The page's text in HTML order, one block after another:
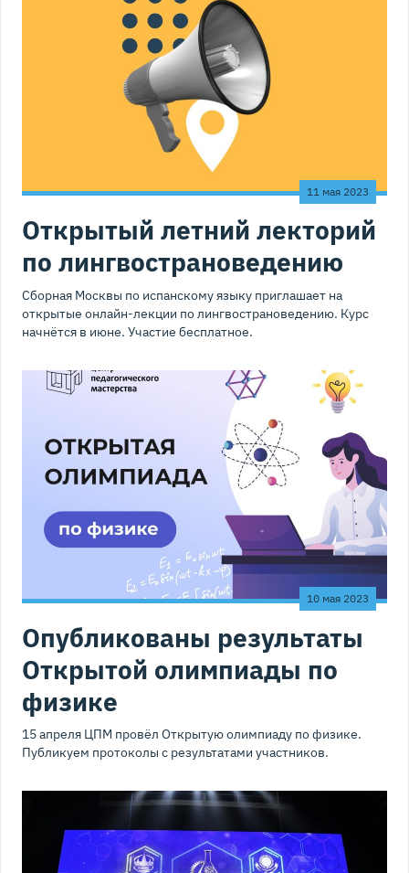
11 мая 2023
Открытый летний лекторий
по лингвострановедению
Сборная Москвы по испанскому языку приглашает на
открытые онлайн-лекции по лингвострановедению. Курс
начнётся в июне. Участие бесплатное.
10 мая 2023
Опубликованы результаты
Открытой олимпиады по
физике
15 апреля ЦПМ провёл Открытую олимпиаду по физике.
Публикуем протоколы с результатами участников.